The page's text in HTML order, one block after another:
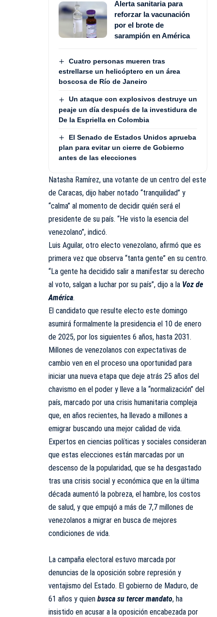
Alerta sanitaria para
reforzar la vacunación
por el brote de
sarampión en América
Cuatro personas mueren tras
estrellarse un helicóptero en un área
boscosa de Río de Janeiro
Un ataque con explosivos destruye un
peaje un día después de la investidura de
De la Espriella en Colombia
El Senado de Estados Unidos aprueba
plan para evitar un cierre de Gobierno
antes de las elecciones
Natasha Ramírez, una votante de un centro del este
de Caracas, dijo haber notado “tranquilidad” y
“calma” al momento de decidir quién será el
presidente de su país. “He visto la esencia del
venezolano”, indicó.
Luis Aguilar, otro electo venezolano, afirmó que es
primera vez que observa “tanta gente” en su centro.
“La gente ha decidido salir a manifestar su derecho
al voto, salgan a luchar por su país”, dijo a la Voz de
América.
El candidato que resulte electo este domingo
asumirá formalmente la presidencia el 10 de enero
de 2025, por los siguientes 6 años, hasta 2031.
Millones de venezolanos con expectativas de
cambio ven en el proceso una oportunidad para
iniciar una nueva etapa que deje atrás 25 años del
chavismo en el poder y lleve a la “normalización” del
país, marcado por una crisis humanitaria compleja
que, en años recientes, ha llevado a millones a
emigrar buscando una mejor calidad de vida.
Expertos en ciencias políticas y sociales consideran
que estas elecciones están marcadas por un
descenso de la popularidad, que se ha desgastado
tras una crisis social y económica que en la última
década aumentó la pobreza, el hambre, los costos
de salud, y que empujó a más de 7,7 millones de
venezolanos a migrar en busca de mejores
condiciones de vida.
La campaña electoral estuvo marcada por
denuncias de la oposición sobre represión y
ventajismo del Estado. El gobierno de Maduro, de
61 años y quien busca su tercer mandato, ha
insistido en acusar a la oposición encabezada por